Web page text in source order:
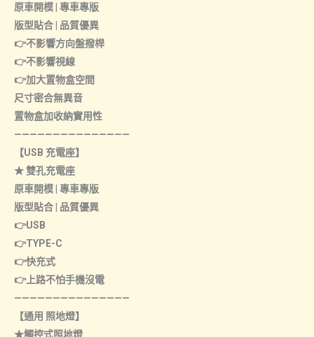
原車開模 | 專車專版
版型貼合 | 品質優異
👉不影響方向盤撥桿
👉不影響視線
👉加大置物盒空間
尺寸密合無異音
置物盒加收納實用性
———————————————
【USB 充電座】
★ 雙孔充電座
原車開模 | 專車專版
版型貼合 | 品質優異
👉USB
👉TYPE-C
👉快充式
👉上路不怕手機沒電
———————————————
【通用 照地燈】
★觸控式照地燈